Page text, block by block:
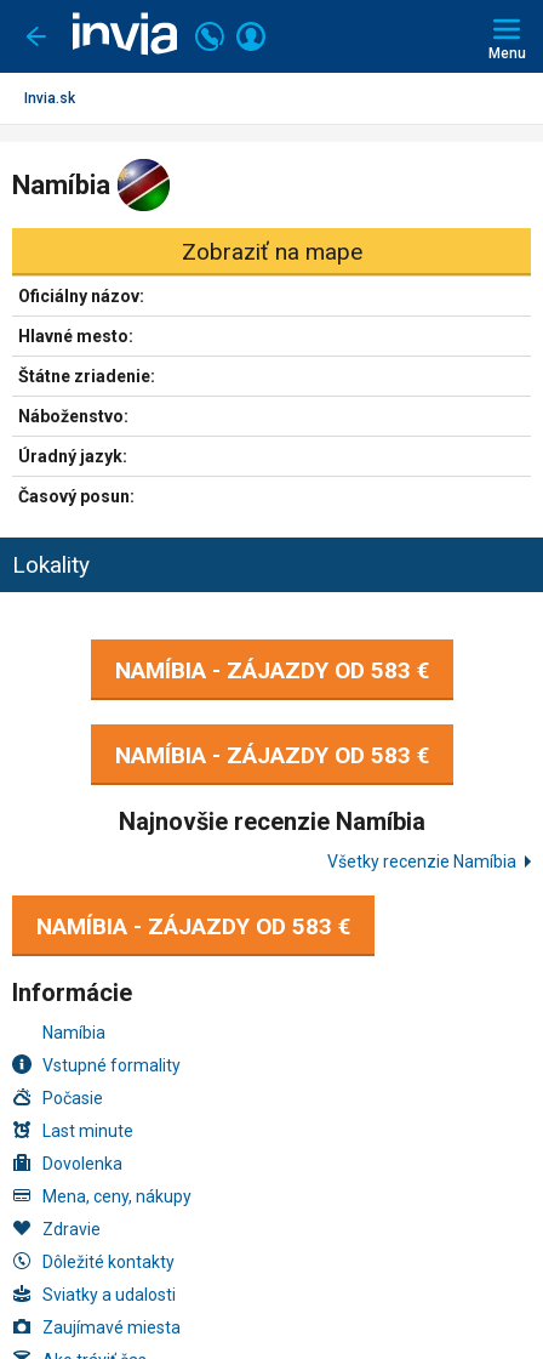
Ísť
späť
Volajte
+421
2
Prihlásiť
Menu
Invia.sk
Namíbia
Zobraziť na mape
Oficiálny názov:
Hlavné mesto:
Štátne zriadenie:
Náboženstvo:
Úradný jazyk:
Časový posun:
Lokality
NAMÍBIA - ZÁJAZDY OD 583 €
NAMÍBIA - ZÁJAZDY OD 583 €
Najnovšie recenzie Namíbia
Všetky recenzie Namíbia
NAMÍBIA - ZÁJAZDY OD 583 €
Informácie
Namíbia
Vstupné formality
Počasie
Last minute
Dovolenka
Mena, ceny, nákupy
Zdravie
Dôležité kontakty
Sviatky a udalosti
Zaujímavé miesta